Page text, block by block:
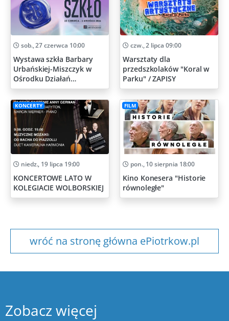
sob., 27 czerwca 10:00
Wystawa szkła Barbary
Urbańskiej-Miszczyk w
Ośrodku Działań
Artystycznych
czw., 2 lipca 09:00
Warsztaty dla
przedszkolaków "Koral w
Parku" / ZAPISY
KONCERTY
niedz., 19 lipca 19:00
KONCERTOWE LATO W
KOLEGIACIE WOLBORSKIEJ
FILM
pon., 10 sierpnia 18:00
Kino Konesera "Historie
równoległe"
wróć na stronę główna ePiotrkow.pl
Zobacz więcej